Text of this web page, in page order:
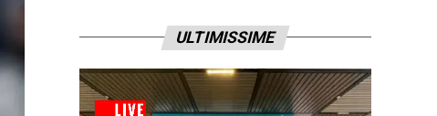
ULTIMISSIME